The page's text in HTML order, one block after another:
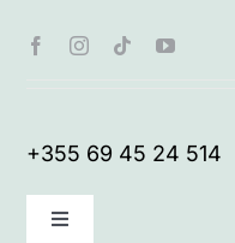
+355 69 45 24 514
Toggle